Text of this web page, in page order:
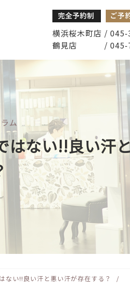
横浜桜木町店 /
鶴見店 / 045-
ム
はない!!良い汗
ない!!良い汗と悪い汗が存在する？